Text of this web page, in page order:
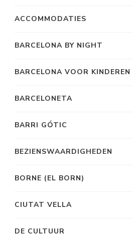
ACCOMMODATIES
BARCELONA BY NIGHT
BARCELONA VOOR KINDEREN
BARCELONETA
BARRI GÓTIC
BEZIENSWAARDIGHEDEN
BORNE (EL BORN)
CIUTAT VELLA
DE CULTUUR